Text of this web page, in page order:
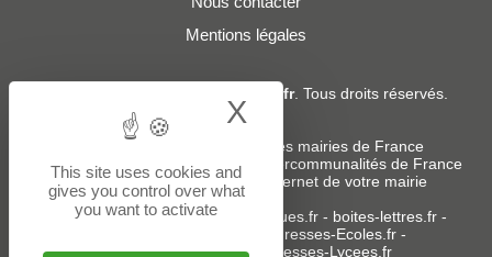
Mentions légales
Adresses-Mairies.fr. Tous droits réservés.
Services :
Liste des adresses e-mails des mairies de France
Liste des adresses e-mails des intercommunalités de France
-Création ou refonte du site internet de votre mairie
Sites partenaires:donneespubliques.fr- boites-lettres.fr-
Adresses-Ecoles.fr -
Adresses-Colleges.fr- Adresses-Lycees.fr
This site uses cookies and
gives you control over what
you want to activate
X